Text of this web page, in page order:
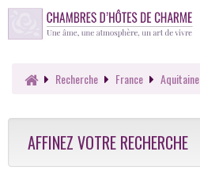
Recherche France Aquitaine
AFFINEZ VOTRE RECHERCHE